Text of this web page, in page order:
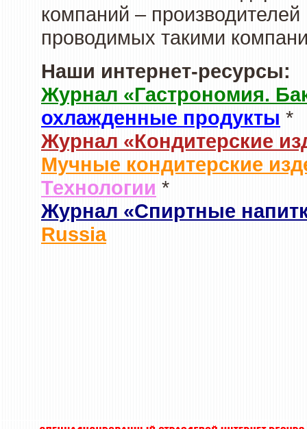
компаний –
проводимых такими
Наши интернет-ресурсы:
Журнал «Гастрономия.
охлажденные продукты *
Журнал «Кондитерские
Мучные кондитерские
Технологии *
Журнал «Спиртные
Russia